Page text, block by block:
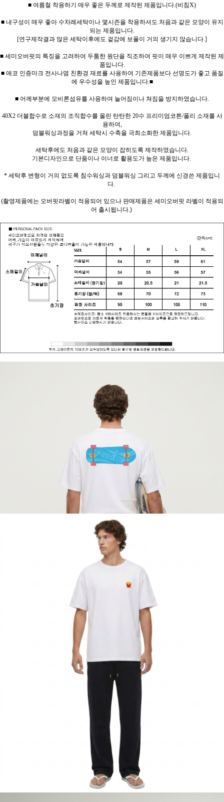
■ 여름철 착용하기 매우 좋은 두께로 제작된 제품입니다.(비침X)
■ 내구성이 매우 좋아 수차례세탁이나 몇시즌을 착용하셔도 처음과 같은 모양이 유지
되는 제품입니다.
[연구제작결과 많은 세탁이후에도 겉감에 보풀이 거의 생기지 않습니다.]
■ 세미오버핏의 특징을 고려하여 두툼한 원단을 직조하여 핏이 매우 이쁘게 제작된 제
품입니다.
■ 애코 인증마크 전사나염 친환경 재료를 사용하여 기존제품보다 선명도가 좋고 품질
에 우수성을 높인 제품입니다.■
■ 어께부분에 모비론섬유를 사용하여 늘어짐이나 쳐짐을 방지하였습니다.
40X2 더블합수로 소재의 조직합수를 올린 탄탄한 20수 프리미엄코튼/폴리 소재를 사
용하여,
덤블워싱과정을 거쳐 세탁시 수축을 극최소화한 제품입니다.
세탁후에도 처음과 같은 모양이 잡히도록 제작하였습니다.
기본디자인으로 단품이나 이너로 활용도가 높은 제품입니다.
* 세탁후 변형이 거의 없도록 침수워싱과 덤블워싱 그리고 두께에 신경쓴 제품입니
다.
(촬영제품에는 오버핏라벨이 적용되어 있으나 판매제품은 세미오버핏 라벨이 적용되
어 출시됩니다.)